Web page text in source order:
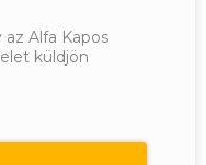
Alfa Kapos
küldjön